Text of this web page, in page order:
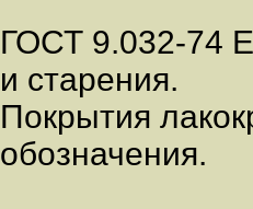
ГОСТ 9.032-74
и старения.
Покрытия
обозначения.